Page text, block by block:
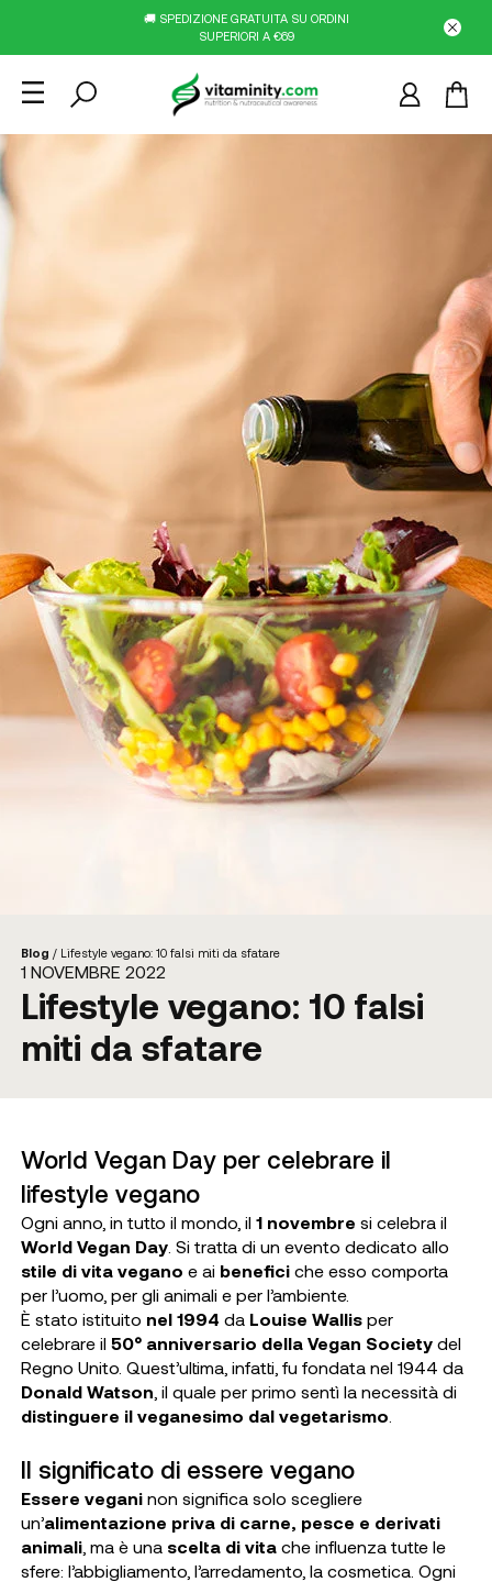
🚚 SPEDIZIONE GRATUITA SU ORDINI
SUPERIORI A €69
Blog / Lifestyle vegano: 10 falsi miti da sfatare
1 NOVEMBRE 2022
Lifestyle vegano: 10 falsi
miti da sfatare
World Vegan Day per celebrare il
lifestyle vegano
Ogni anno, in tutto il mondo, il 1 novembre si celebra il
World Vegan Day. Si tratta di un evento dedicato allo
stile di vita vegano e ai beneficiche esso comporta
per l’uomo, per gli animali e per l’ambiente.
È stato istituito nel 1994 da Louise Wallisper
celebrare il 50° anniversario della Vegan Societydel
Regno Unito. Quest’ultima, infatti, fu fondata nel 1944 da
Donald Watson , il quale per primo sentì la necessità di
distinguere il veganesimo dal vegetarismo
Il significato di essere vegano
Essere vegani non significa solo scegliere
un’alimentazione priva di carne, pesce e derivati
animali, ma è una scelta di vitache influenza tutte le
sfere: l’abbigliamento, l’arredamento, la cosmetica. Ogni